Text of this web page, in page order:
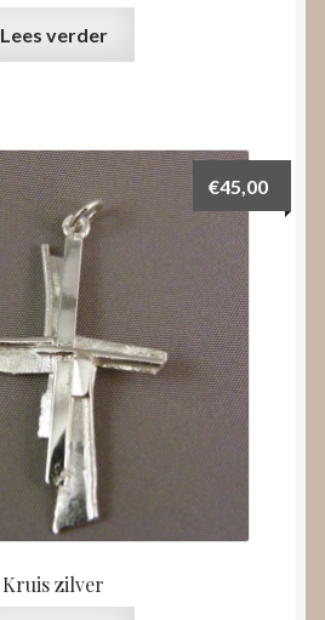
Lees verder
Kruis zilver
€45,00